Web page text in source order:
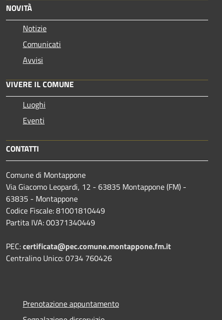
NOVITÀ
Notizie
Comunicati
Avvisi
VIVERE IL COMUNE
Luoghi
Eventi
CONTATTI
Comune di Montappone
Via Giacomo Leopardi, 12 - 63835 Montappone (FM) -
63835 - Montappone
Codice Fiscale: 81001810449
Partita IVA: 00371340449
PEC:certificata@pec.comune.montappone.fm.it
Centralino Unico: 0734 760426
Prenotazione appuntamento